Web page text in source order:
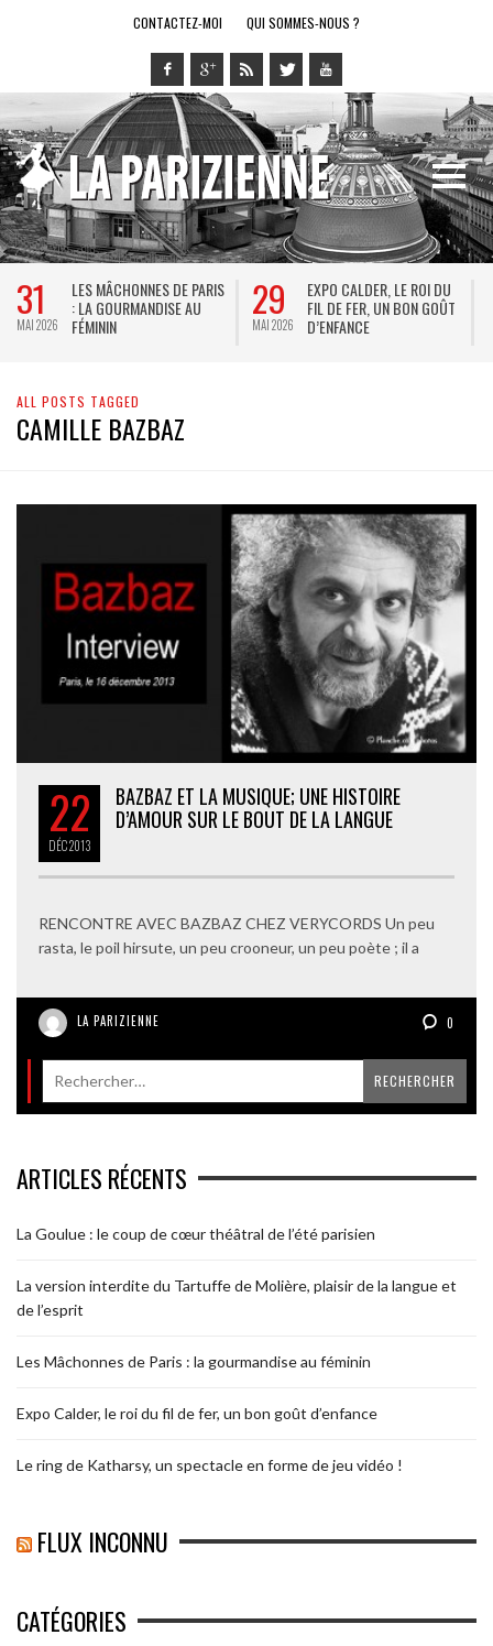
CONTACTEZ-MOI QUI SOMMES-NOUS ?
31
MAI 2026
LES MÂCHONNES DE PARIS
: LA GOURMANDISE AU
FÉMININ
29
MAI 2026
EXPO CALDER, LE ROI DU
FIL DE FER, UN BON GOÛT
D’ENFANCE
ALL POSTS TAGGED
CAMILLE BAZBAZ
22
DÉC2013
BAZBAZ ET LA MUSIQUE; UNE HISTOIRE
D’AMOUR SUR LE BOUT DE LA LANGUE
RENCONTRE AVEC BAZBAZ CHEZ VERYCORDS Un peu
rasta, le poil hirsute, un peu crooneur, un peu poète ; il a
LA PARIZIENNE 0
ARTICLES RÉCENTS
La Goulue : le coup de cœur théâtral de l’été parisien
La version interdite du Tartuffe de Molière, plaisir de la langue et
de l’esprit
Les Mâchonnes de Paris : la gourmandise au féminin
Expo Calder, le roi du fil de fer, un bon goût d’enfance
Le ring de Katharsy, un spectacle en forme de jeu vidéo !
FLUX INCONNU
CATÉGORIES